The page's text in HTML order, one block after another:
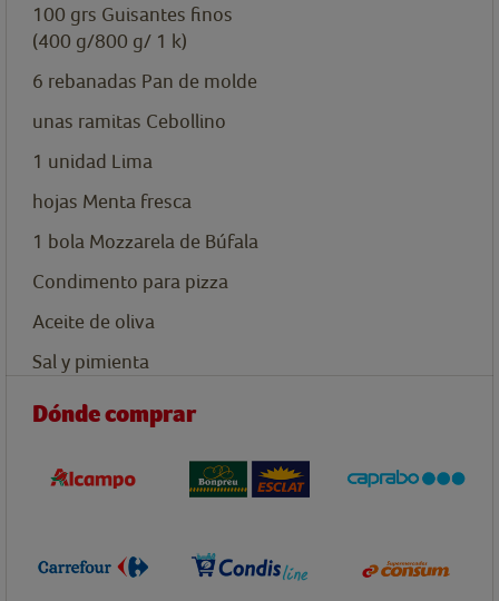
100 grs Guisantes finos
(400 g/800 g/ 1 k)
6 rebanadas Pan de molde
unas ramitas Cebollino
1 unidad Lima
hojas Menta fresca
1 bola Mozzarela de Búfala
Condimento para pizza
Aceite de oliva
Sal y pimienta
Dónde comprar